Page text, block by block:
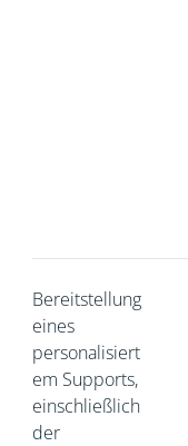
Bereitstellung
eines
personalisiert
em Supports,
einschließlich
der